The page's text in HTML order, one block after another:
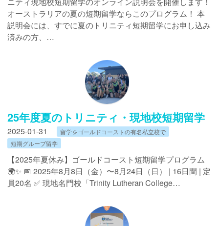
オーストラリアの夏の短期留学ならこのプログラム！ 本
説明会には、すでに夏のトリニティ短期留学にお申し込み
済みの方、…
25年度夏のトリニティ・現地校短期留学
2025-01-31
留学をゴールドコーストの有名私立校で
短期グループ留学
【2025年夏休み】ゴールドコースト短期留学プログラム
🌍✨ 📅 2025年8月8日（金）〜8月24日（日） | 16日間 | 定
員20名 ✅ 現地名門校「Trinity Lutheran College…